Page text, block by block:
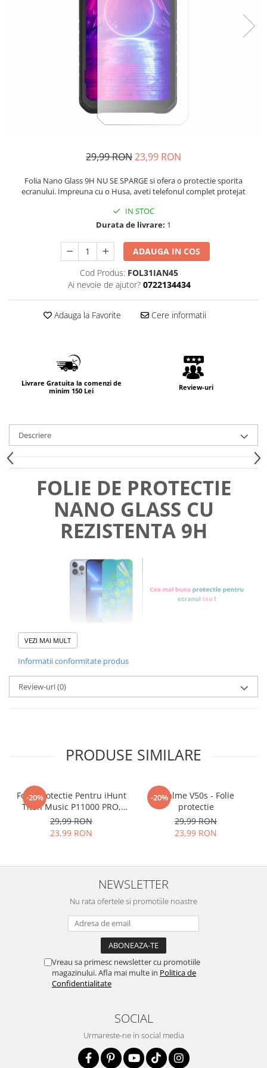
29,99 RON23,99 RON
Folia Nano Glass 9H NU SE SPARGE si ofera o protectie sporita
ecranului. Impreuna cu o Husa, aveti telefonul complet protejat
IN STOC
Durata de livrare: 1
ADAUGA IN COS
Cod Produs: FOL31IAN45
Ai nevoie de ajutor? 0722134434
Adauga la Favorite Cere informatii
Livrare Gratuita la comenzi de
minim 150 Lei
Review-uri
Descriere
FOLIE DE PROTECTIE
NANO GLASS CU
REZISTENTA 9H
Foliile noastre sunt
producerea foliilorNUeste
esteNano Glassflexibil.
AcestagaranteazacaNU SE
SPARGE in mii de cioburi
ascutite si periculoase.
Nu numai ca este rezistenta la
zgarieturi si spargere, ci si
INTARESTEecranul!
Folia avand rezistenta 9H la
zgarieturi, asigura si un aspect
imaculat ecranului pe timp
VEZI MAI MULT
Informatii conformitate produs
Review-uri(0)
PRODUSE SIMILARE
-20%
Folie Protectie Pentru iHunt
Titan Music P11000 PRO,
VDOO
29,99 RON
23,99 RON
-20%
Realme V50s - Folie
protectie
29,99 RON
23,99 RON
NEWSLETTER
Nu rata ofertele si promotiile noastre
Vreau sa primesc newsletter cu promotiile
magazinului. Afla mai multe in Politica de
Confidentialitate
SOCIAL
Urmareste-ne in social media